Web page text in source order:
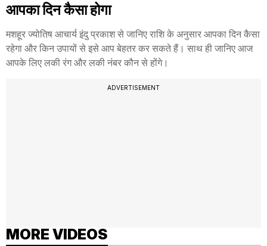
आपका दिन कैसा होगा
मशहूर ज्योतिष आचार्य इंदु प्रकाश से जानिए राशि के अनुसार आपका दिन कैसा
रहेगा और किन उपायों से इसे आप बेहतर कर सकते हैं। साथ ही जानिए आज
आपके लिए लकी रंग और लकी नंबर कौन से होंगे।
ADVERTISEMENT
MORE VIDEOS